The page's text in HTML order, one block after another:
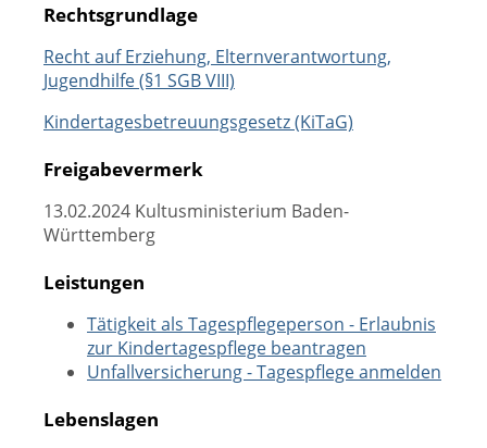
Rechtsgrundlage
Recht auf Erziehung, Elternverantwortung,
Jugendhilfe (§1 SGB VIII)
Kindertagesbetreuungsgesetz (KiTaG)
Freigabevermerk
13.02.2024 Kultusministerium Baden-
Württemberg
Leistungen
Tätigkeit als Tagespflegeperson - Erlaubnis
zur Kindertagespflege beantragen
Unfallversicherung - Tagespflege anmelden
Lebenslagen